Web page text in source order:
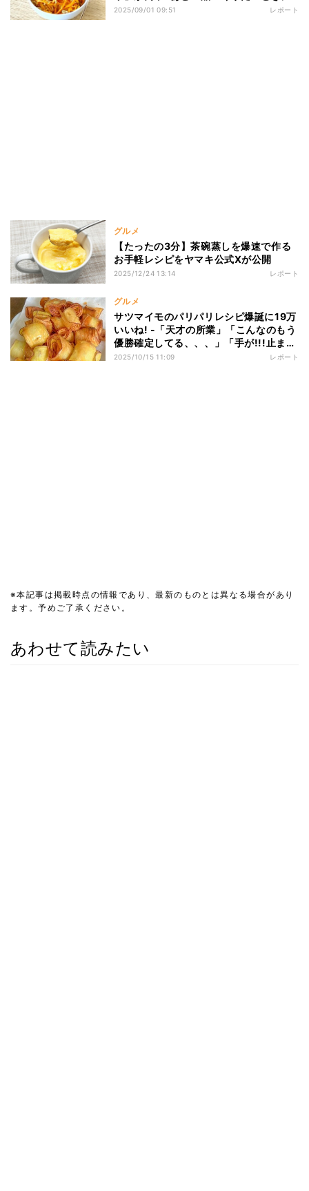
2025/09/01 09:51 レポート
グルメ
【たったの3分】茶碗蒸しを爆速で作る
お手軽レシピをヤマキ公式Xが公開
2025/12/24 13:14 レポート
グルメ
サツマイモのパリパリレシピ爆誕に19万
いいね! -「天才の所業」「こんなのもう
優勝確定してる、、、」「手が!!!止まら
ない!!!!!!!」と話題沸騰
2025/10/15 11:09 レポート
※本記事は掲載時点の情報であり、最新のものとは異なる場合があり
ます。予めご了承ください。
あわせて読みたい